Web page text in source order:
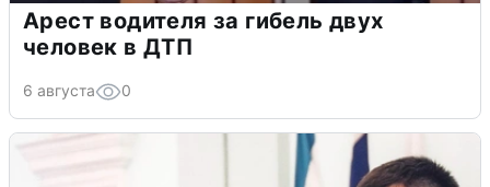
Арест водителя за гибель двух
человек в ДТП
6 августа 0